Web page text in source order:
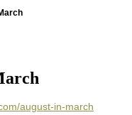
august-in-march